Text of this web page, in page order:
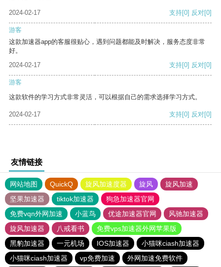
2024-02-17 支持[0] 反对[0]
游客
这款加速器app的客服很贴心，遇到问题都能及时解决，服务态度非常
好。
2024-02-17
支持[0] 反对[0]
游客
这款软件的学习方式非常灵活，可以根据自己的需求选择学习方式。
2024-02-17 支持[0] 反对[0]
友情链接
网站地图 QuickQ 旋风加速度器 旋风
旋风加速
坚果加速器
tiktok加速器
狗急加速器官网
免费vqn外网加速
小蓝鸟 优途加速器官网
风驰加速器
旋风加速器
八戒看书
免费vps加速器外网苹果版
黑豹加速器
一元机场 IOS加速器
小猫咪ciash加速器
小猫咪ciash加速器
vp免费加速 外网加速免费软件